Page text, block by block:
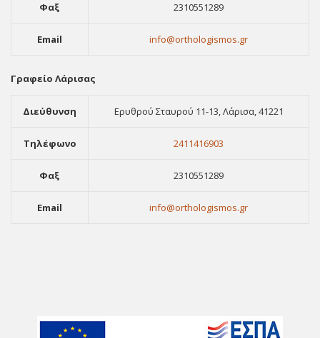
Φαξ 2310551289
Email info@orthologismos.gr
Γραφείο Λάρισας
Διεύθυνση Ερυθρού Σταυρού 11-13, Λάρισα, 41221
Τηλέφωνο 2411416903
Φαξ 2310551289
Email info@orthologismos.gr